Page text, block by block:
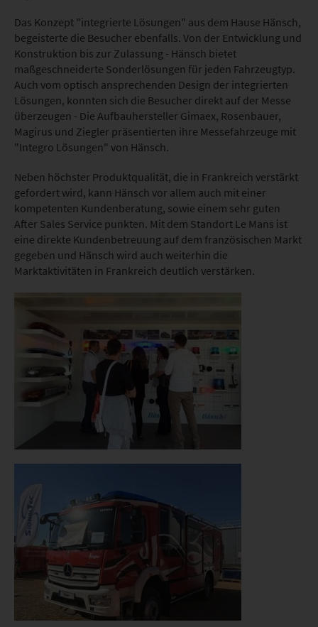
Das Konzept "integrierte Lösungen" aus dem Hause Hänsch,
begeisterte die Besucher ebenfalls. Von der Entwicklung und
Konstruktion bis zur Zulassung - Hänsch bietet
maßgeschneiderte Sonderlösungen für jeden Fahrzeugtyp.
Auch vom optisch ansprechenden Design der integrierten
Lösungen, konnten sich die Besucher direkt auf der Messe
überzeugen - Die Aufbauhersteller Gimaex, Rosenbauer,
Magirus und Ziegler präsentierten ihre Messefahrzeuge mit
"Integro Lösungen" von Hänsch.
Neben höchster Produktqualität, die in Frankreich verstärkt
gefordert wird, kann Hänsch vor allem auch mit einer
kompetenten Kundenberatung, sowie einem sehr guten
After Sales Service punkten. Mit dem Standort Le Mans ist
eine direkte Kundenbetreuung auf dem französischen Markt
gegeben und Hänsch wird auch weiterhin die
Marktaktivitäten in Frankreich deutlich verstärken.